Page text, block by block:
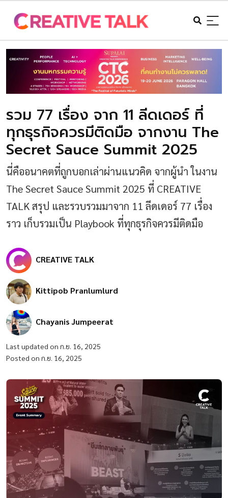
รวม 77 เรื่อง จาก 11 ลีดเดอร์ ที่
ทุกธุรกิจควรมีติดมือ จากงาน The
Secret Sauce Summit 2025
นี่คืออนาคตที่ถูกบอกเล่าผ่านแนวคิด จากผู้นำ ในงาน
The Secret Sauce Summit 2025 ที่ CREATIVE
TALK สรุป และรวบรวมมาจาก 11 ลีดเดอร์ 77 เรื่อง
ราว เก็บรวมเป็น Playbook ที่ทุกธุรกิจควรมีติดมือ
CREATIVE TALK
Kittipob Pranlumlurd
Chayanis Jumpeerat
Last updated on ก.ย. 16, 2025
Posted on ก.ย. 16, 2025